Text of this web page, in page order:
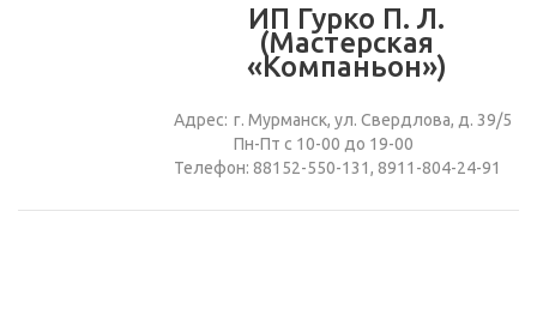
ИП Гурко П. Л.
(Мастерская
«Компаньон»)
Адрес: г. Мурманск, ул. Свердлова, д. 39/5
Пн-Пт с 10-00 до 19-00
Телефон: 88152-550-131, 8911-804-24-91